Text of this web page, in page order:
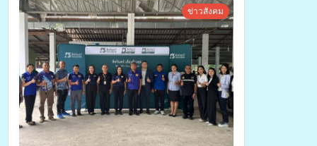
การสร้างภาพลักษณ์ที่ดีของมหาวิทยาลัยข่าวสังคม